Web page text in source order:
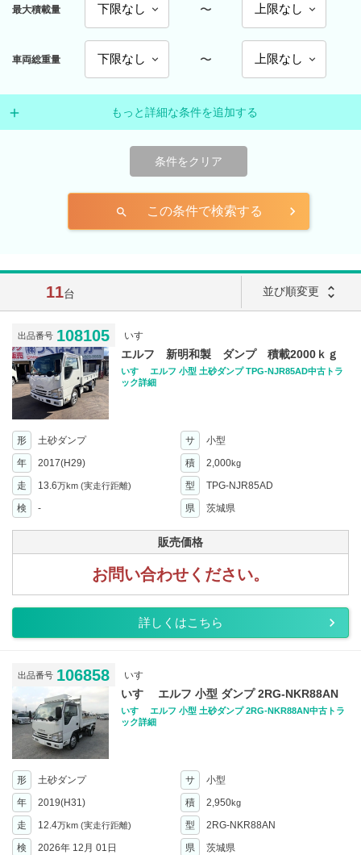
最大積載量 〜
車両総重量 〜
もっと詳細な条件を追加する
条件をクリア
search この条件で検索する
11台 並び順変更 unfold_more
出品番号 108105 いすゞ
エルフ 新明和製 ダンプ 積載2000ｋｇ
いすゞ エルフ 小型 土砂ダンプ TPG-NJR85AD中古トラ
ック詳細
形 土砂ダンプ サ
小型
年
2017(H29) 積 2,000kg
走 13.6万km (実走行距離) 型
TPG-NJR85AD
検
- 県 茨城県
販売価格
お問い合わせください。
詳しくはこちら
出品番号 106858 いすゞ
いすゞ エルフ 小型 ダンプ 2RG-NKR88AN
いすゞ エルフ 小型 土砂ダンプ 2RG-NKR88AN中古トラ
ック詳細
形 土砂ダンプ サ
小型
年
2019(H31) 積 2,950kg
走 12.4万km (実走行距離) 型
2RG-NKR88AN
検
2026年 12月 01日 県 茨城県